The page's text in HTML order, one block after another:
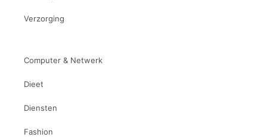
Verzorging
Computer & Netwerk
Dieet
Diensten
Fashion